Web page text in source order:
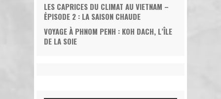
LES CAPRICES DU CLIMAT AU VIETNAM –
ĖPISODE 2 : LA SAISON CHAUDE
VOYAGE À PHNOM PENH : KOH DACH, L’ÎLE
DE LA SOIE